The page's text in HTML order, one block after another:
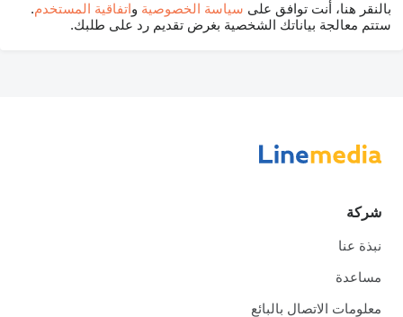
بالنقر هنا، أنت توافق على سياسة الخصوصية واتفاقية المستخدم.
ستتم معالجة بياناتك الشخصية بغرض تقديم رد على طلبك.
شركة
نبذة عنا
مساعدة
معلومات الاتصال بالبائع